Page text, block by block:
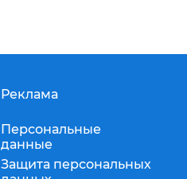
Реклама
Персональные
данные
Защита персональных